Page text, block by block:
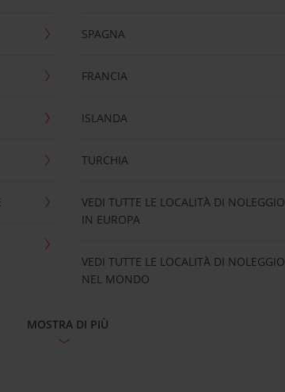
SPAGNA
FRANCIA
ISLANDA
TURCHIA
VEDI TUTTE LE LOCALITÀ DI NOLEGGIO
IN EUROPA
VEDI TUTTE LE LOCALITÀ DI NOLEGGIO
NEL MONDO
MOSTRA DI PIÙ